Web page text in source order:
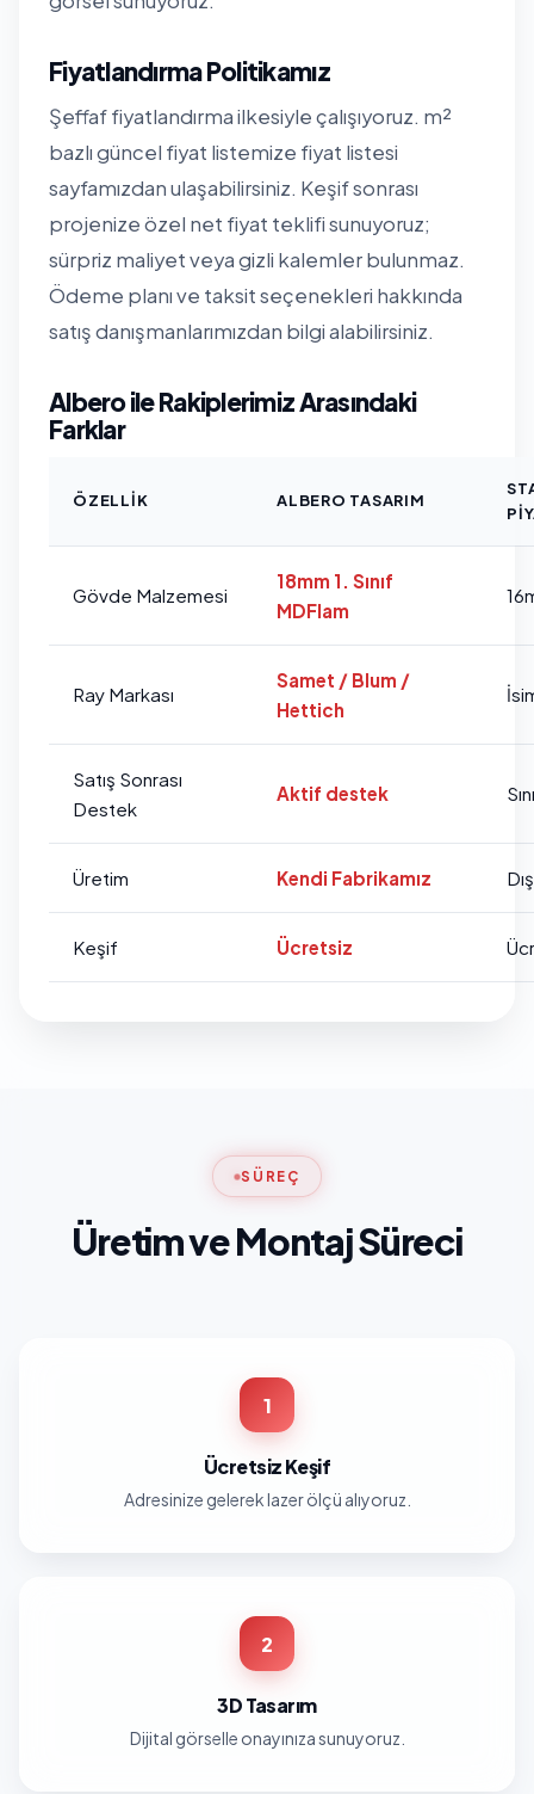
Fiyatlandırma Politikamız
Şeffaf fiyatlandırma ilkesiyle çalışıyoruz. m²
bazlı güncel fiyat listemize fiyat listesi
sayfamızdanulaşabilirsiniz. Keşif sonrası
projenize özel net fiyat teklifi sunuyoruz;
sürpriz maliyet veya gizli kalemler bulunmaz.
Ödeme planı ve taksit seçenekleri hakkında
satış danışmanlarımızdan bilgi alabilirsiniz.
Albero ile Rakiplerimiz Arasındaki
Farklar
ÖZELLIK ALBERO TASARIM
Gövde Malzemesi
18mm 1. Sınıf
MDFlam
Ray Markası
Samet / Blum /
Hettich
Satış Sonrası
Destek
Aktif destek
Üretim Kendi Fabrikamız
Keşif Ücretsiz
SÜREÇ
Üretim ve Montaj Süreci
1
Ücretsiz Keşif
Adresinize gelerek lazer ölçü alıyoruz.
2
3D Tasarım
Dijital görselle onayınıza sunuyoruz.